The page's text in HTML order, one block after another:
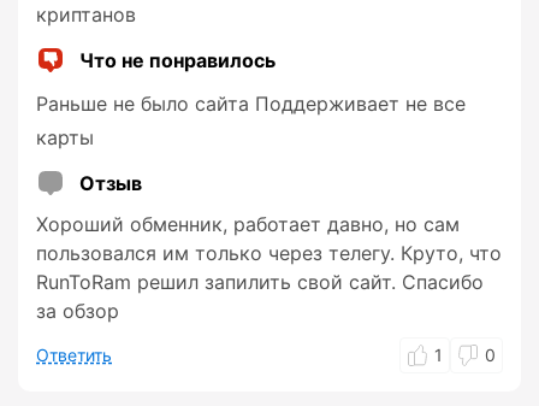
криптанов
Что не понравилось
Раньше не было сайта Поддерживает не все
карты
Отзыв
Хороший обменник, работает давно, но сам
пользовался им только через телегу. Круто, что
RunToRam решил запилить свой сайт. Спасибо
за обзор
Ответить 1 0